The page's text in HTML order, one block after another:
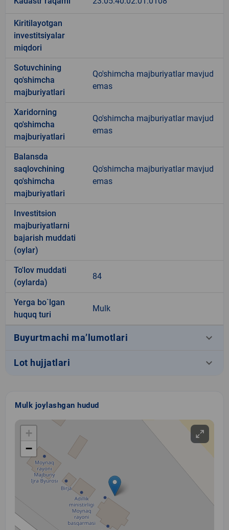
Kiritilayotgan
investitsiyalar
miqdori
Sotuvchining
qo'shimcha
majburiyatlari
Qo'shimcha majburiyatlar mavjud
emas
Xaridorning
qo'shimcha
majburiyatlari
Qo'shimcha majburiyatlar mavjud
emas
Balansda
saqlovchining
qo'shimcha
majburiyatlari
Qo'shimcha majburiyatlar mavjud
emas
Investitsion
majburiyatlarni
bajarish muddati
(oylar)
To'lov muddati
(oylarda)
84
Yerga bo`lgan
huquq turi
Mulk
Buyurtmachi ma’lumotlari keyboard_arrow_down
Lot hujjatlari keyboard_arrow_down
Mulk joylashgan hudud
+
−